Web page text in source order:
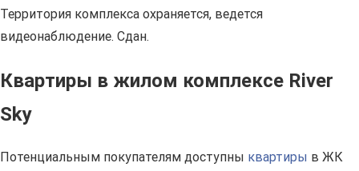
Территория комплекса охраняется, ведется
видеонаблюдение. Сдан.
Квартиры в жилом комплексе River
Sky
Потенциальным покупателям доступны квартиры в ЖК